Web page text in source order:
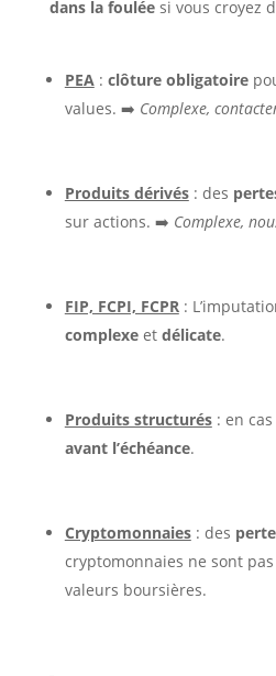
dans la fouléesi vous croyez
PEA : clôture obligatoire
values. ➡️ Complexe,
Produits dérivés: des
sur actions. ➡️ Complexe,
FIP, FCPI, FCPR:
complexe et délicate.
Produits structurés: en cas
avant l’échéance.
Cryptomonnaies: des
cryptomonnaies ne sont
valeurs boursières.